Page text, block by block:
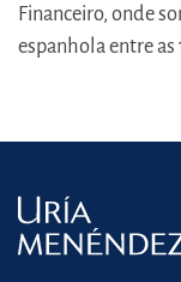
Financeiro, onde
espanhola entre as